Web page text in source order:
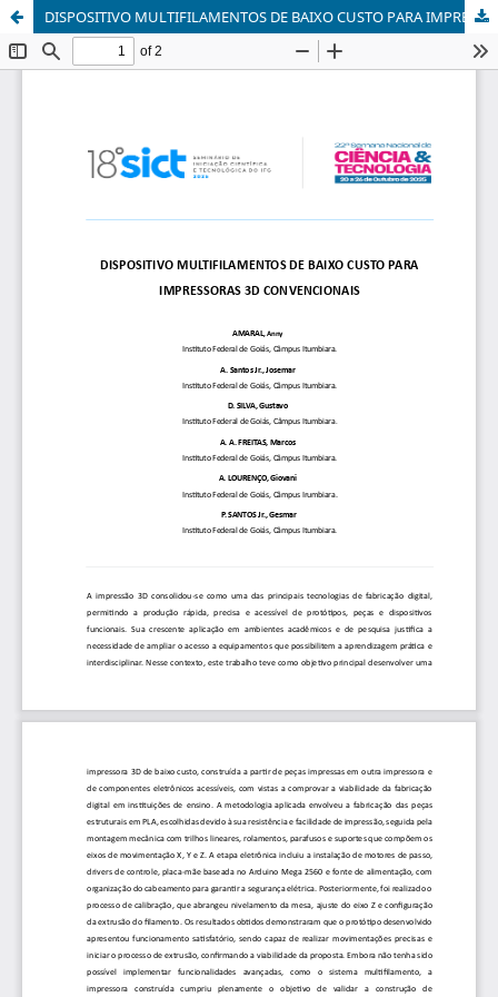
DISPOSITIVO MULTIFILAMENTOS DE BAIXO CUSTO PARA IMPRESSORAS 3D CONVENCIONAIS